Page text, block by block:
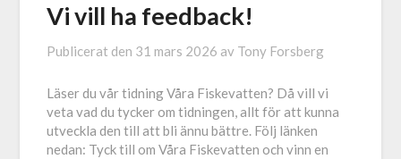
Vi vill ha feedback!
Publicerat den 31 mars 2026 av Tony Forsberg
Läser du vår tidning Våra Fiskevatten? Då vill vi
veta vad du tycker om tidningen, allt för att kunna
utveckla den till att bli ännu bättre. Följ länken
nedan: Tyck till om Våra Fiskevatten och vinn en